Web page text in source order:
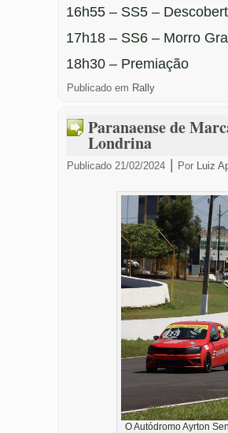
16h55 – SS5 –
17h18 – SS6 – Morro
18h30 – Premiação
Publicado em Rally
Paranaense de
Londrina
Publicado 21/02/2024 Por Luiz
O Autódromo Ayrton